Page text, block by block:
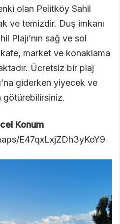
olan Pelitköy Sahil
ve temizdir. Duş imkanı
Plajı’nın sağ ve sol
market ve konaklama
Ücretsiz bir plaj
giderken yiyecek ve
götürebilirsiniz.
Konum
E47qxLxjZDh3yKoY9